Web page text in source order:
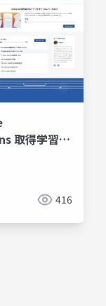
取得学習会
416